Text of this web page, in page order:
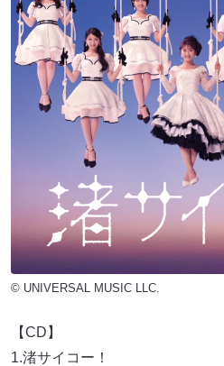
© UNIVERSAL MUSIC LLC.
【CD】
1.渚サイコー！